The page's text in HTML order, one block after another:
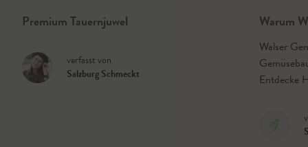
Premium Tauernjuwel
verfasst von
Salzburg Schmeckt
Warum
Walser
Entdecke